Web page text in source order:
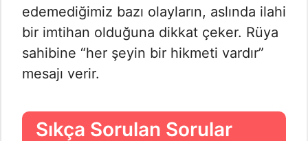
edemediğimiz bazı olayların, aslında ilahi
bir imtihan olduğuna dikkat çeker. Rüya
sahibine “her şeyin bir hikmeti vardır”
mesajı verir.
Sıkça Sorulan Sorular